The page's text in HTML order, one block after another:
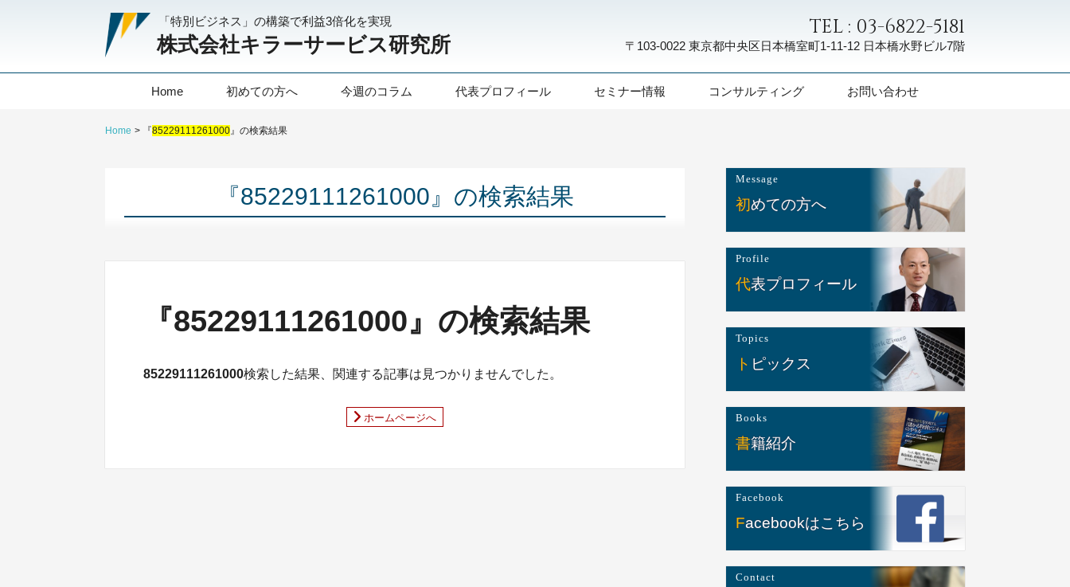
「特別ビジネス」の構築で利益3倍化を実現
株式会社キラーサービス研究所
TEL : 03-6822-5181
〒103-0022 東京都中央区日本橋室町1-11-12 日本橋水野ビル7階
Home 初めての方へ 今週のコラム 代表プロフィール セミナー情報 コンサルティング お問い合わせ
Home 『85229111261000』の検索結果
『85229111261000』の検索結果
『85229111261000』の検索結果
85229111261000検索した結果、関連する記事は見つかりませんでした。
ホームページへ
Message
初めての方へ
Profile
代表プロフィール
Topics
トピックス
Books
書籍紹介
Facebook
Facebookはこちら
Contact